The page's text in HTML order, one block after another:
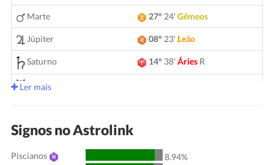
Marte 27°24'Gêmeos
Júpiter 08°23' Leão
Saturno 14° 38'Áries R
Urano
Plutão
Quiron 51'Touro
Ler mais
Signos no Astrolink
Piscianos
8.94%